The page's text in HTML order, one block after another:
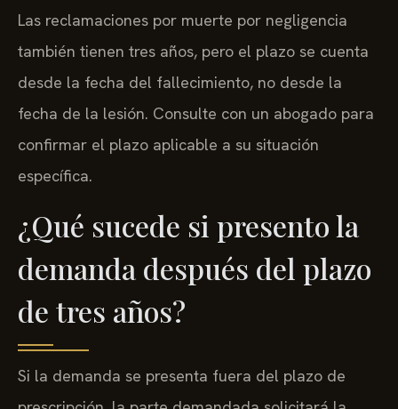
Las reclamaciones por muerte por negligencia
también tienen tres años, pero el plazo se cuenta
desde la fecha del fallecimiento, no desde la
fecha de la lesión. Consulte con un abogado para
confirmar el plazo aplicable a su situación
específica.
¿Qué sucede si presento la
demanda después del plazo
de tres años?
Si la demanda se presenta fuera del plazo de
prescripción, la parte demandada solicitará la